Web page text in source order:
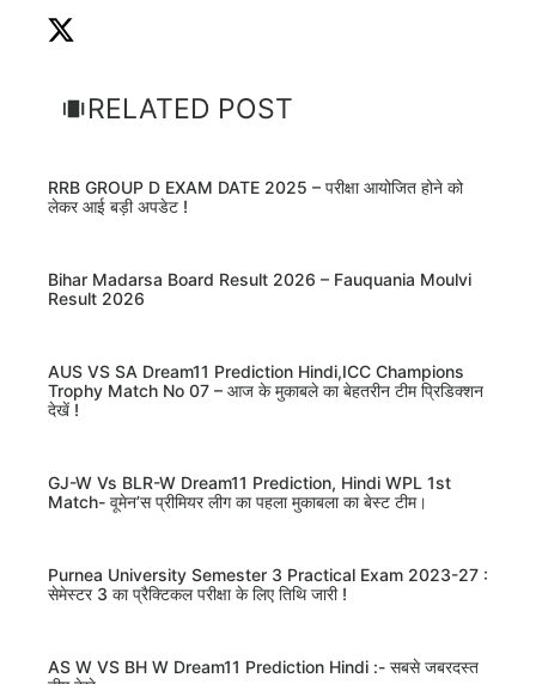
RELATED POST
RRB GROUP D EXAM DATE 2025 – परीक्षा आयोजित होने को
लेकर आई बड़ी अपडेट !
Bihar Madarsa Board Result 2026 – Fauquania Moulvi
Result 2026
AUS VS SA Dream11 Prediction Hindi,ICC Champions
Trophy Match No 07 – आज के मुकाबले का बेहतरीन टीम प्रिडिक्शन
देखें !
GJ-W Vs BLR-W Dream11 Prediction, Hindi WPL 1st
Match- वूमेन’स प्रीमियर लीग का पहला मुकाबला का बेस्ट टीम।
Purnea University Semester 3 Practical Exam 2023-27 :
सेमेस्टर 3 का प्रैक्टिकल परीक्षा के लिए तिथि जारी !
AS W VS BH W Dream11 Prediction Hindi :- सबसे जबरदस्त